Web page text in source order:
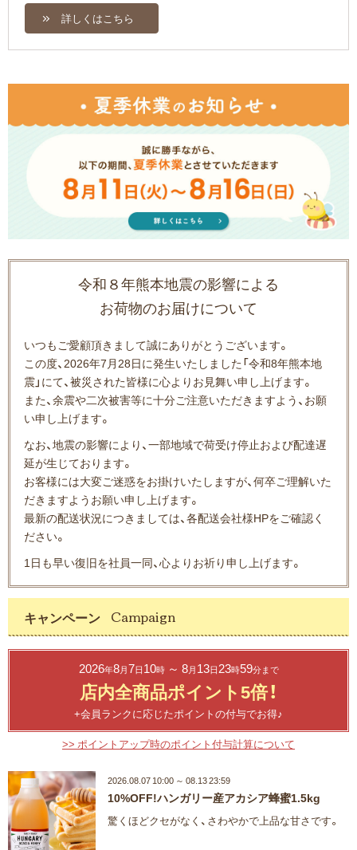
詳しくはこちら
令和８年熊本地震の影響による
お荷物のお届けについて
いつもご愛顧頂きまして誠にありがとうございます。
この度、2026年7月28日に発生いたしました「令和8年熊本地
震」にて、被災された皆様に心よりお見舞い申し上げます。
また、余震や二次被害等に十分ご注意いただきますよう、お願
い申し上げます。
なお、地震の影響により、一部地域で荷受け停止および配達遅
延が生じております。
お客様には大変ご迷惑をお掛けいたしますが、何卒ご理解いた
だきますようお願い申し上げます。
最新の配送状況につきましては、各配送会社様HPをご確認く
ださい。
1日も早い復旧を社員一同、心よりお祈り申し上げます。
キャンペーン
2026年8月7日10時～ 8月13日23時59分まで
店内全商品ポイント5倍！
+会員ランクに応じたポイントの付与でお得♪
>> ポイントアップ時のポイント付与計算について
2026.08.07 10:00 ～ 08.13 23:59
10%OFF!ハンガリー産アカシア蜂蜜1.5kg
驚くほどクセがなく、さわやかで上品な甘さです。